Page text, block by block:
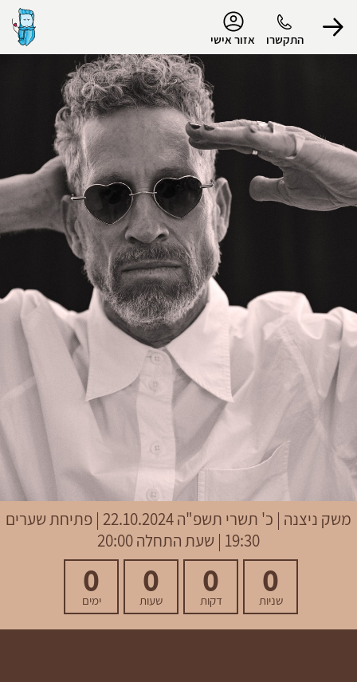
התקשרו אזור אישי
הפרופיל שלי
התנתק
משק ניצנה | כ' תשרי תשפ"ה
22.10.2024 | פתיחת שערים
19:30 | שעת התחלה 20:00
0
שניות
0
דקות
0
שעות
0
ימים